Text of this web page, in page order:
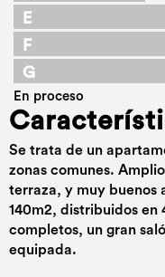
E
F
G
En proceso
Se trata de un
zonas comunes.
terraza, y muy buenos
140m2, distribuidos en
completos, un gran
equipada.